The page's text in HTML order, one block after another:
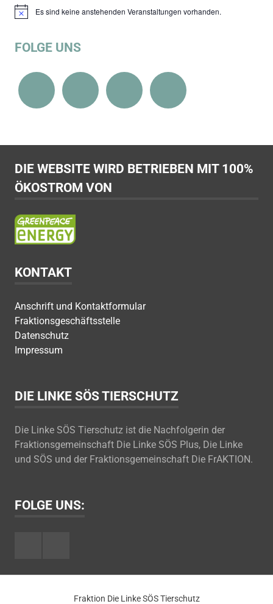
HinweisEs sind keine anstehenden Veranstaltungen vorhanden.
FOLGE UNS
DIE WEBSITE WIRD BETRIEBEN MIT 100%
ÖKOSTROM VON
KONTAKT
Anschrift und Kontaktformular
Fraktionsgeschäftsstelle
Datenschutz
Impressum
DIE LINKE SÖS TIERSCHUTZ
Die Linke SÖS Tierschutz ist die Nachfolgerin der
Fraktionsgemeinschaft Die Linke SÖS Plus, Die Linke
und SÖS und der Fraktionsgemeinschaft Die FrAKTION.
FOLGE UNS:
Fraktion Die Linke SÖS Tierschutz